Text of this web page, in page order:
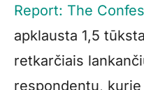
Report: The
apklausta 1,5
retkarčiais
respondentų,